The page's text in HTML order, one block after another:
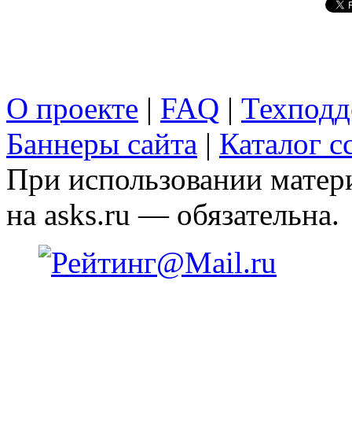
О проекте | FAQ |
Баннеры сайта | Каталог
При использовании
на asks.ru — обязательна.